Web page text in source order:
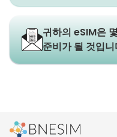
귀하의 eSIM은
준비가 될 것입니